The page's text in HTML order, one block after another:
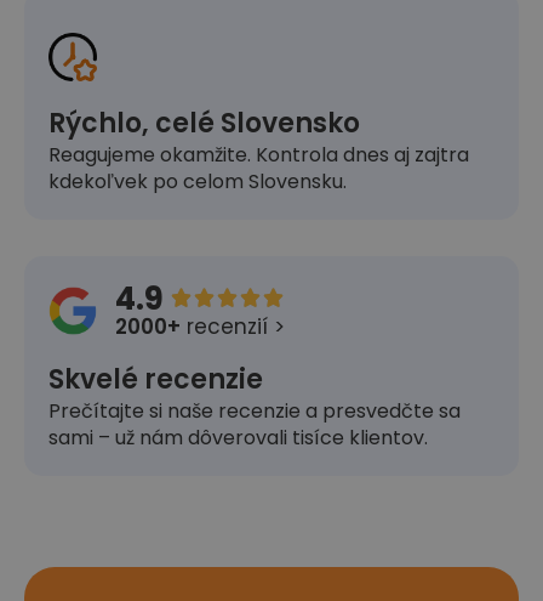
Rýchlo, celé Slovensko
Reagujeme okamžite. Kontrola dnes aj zajtra
kdekoľvek po celom Slovensku.
4.9 
2000+ recenzií >
Skvelé recenzie
Prečítajte si naše recenzie a presvedčte sa
sami – už nám dôverovali tisíce klientov.